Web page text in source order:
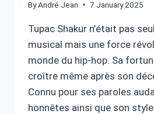
ByAndré Jean 7 January 2025
Tupac Shakur n’était pas
musical mais une force
monde du hip-hop. Sa
croître même après son
Connu pour ses paroles
honnêtes ainsi que son